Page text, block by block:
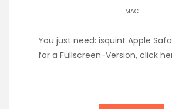
MAC
You just need: isquint Apple
for a Fullscreen-Version, click